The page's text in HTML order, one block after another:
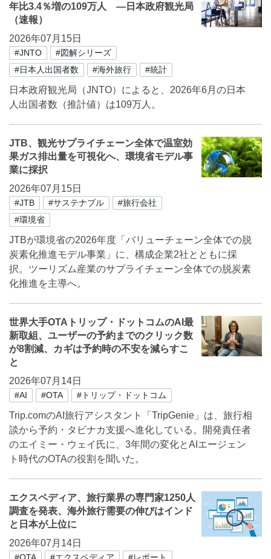
年比3.4％増の109万人 ―日本政府観光局
（速報）
2026年07月15日
#JNTO
#図解シリーズ
#日本人出国者数
#海外旅行 #統計
日本政府観光局（JNTO）によると、2026年6月の日本
人出国者数（推計値）は109万人。
JTB、観光サプライチェーン全体で温室効
果ガス排出量を可視化へ、環境省モデル事
業に採択
2026年07月15日
#JTB #サステナブル
#旅行会社
#環境省
JTBが環境省の2026年度「バリューチェーン全体での脱
炭素化推進モデル事業」に、構成企業2社とともに採
択。ツーリズム産業のサプライチェーン全体での脱炭素
化推進を主導へ。
世界大手OTAトリップ・ドットコムのAI最
新取組、ユーザーの予約までのクリック数
が8割減、カギは予約時の不安を減らすこ
と
2026年07月14日
#AI #OTA #トリップ・ドットコム
Trip.comのAI旅行アシスタント「TripGenie」は、旅行相
談から予約・タビナカ支援へ進化している。開発責任者
のエイミー・ウェイ氏に、3年間の変化とAIエージェン
ト時代のOTAの役割を聞いた。
エクスペディア、旅行業界の専門家1250人
調査を発表、海外旅行需要の伸びはインド
と日本が上位に
2026年07月14日